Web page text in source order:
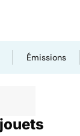
Émissions